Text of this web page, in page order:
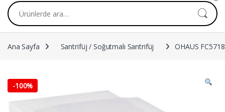
Ara:
Ana Sayfa Santrifüj / Soğutmalı Santrifüj OHAUS
-100%